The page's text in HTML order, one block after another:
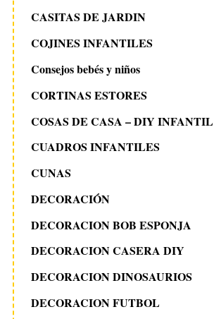
CASITAS DE JARDIN
COJINES INFANTILES
Consejos bebés y niños
CORTINAS ESTORES
COSAS DE CASA – DIY INFANTIL
CUADROS INFANTILES
CUNAS
DECORACIÓN
DECORACION BOB ESPONJA
DECORACION CASERA DIY
DECORACION DINOSAURIOS
DECORACION FUTBOL